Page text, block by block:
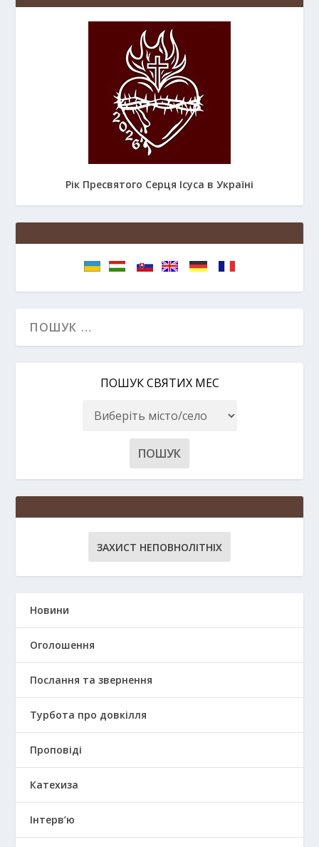
Рік Пресвятого Серця Ісуса в Україні
ПОШУК СВЯТИХ МЕС
ЗАХИСТ НЕПОВНОЛІТНІХ
Новини
Оголошення
Послання та звернення
Турбота про довкілля
Проповіді
Катехиза
Інтерв’ю